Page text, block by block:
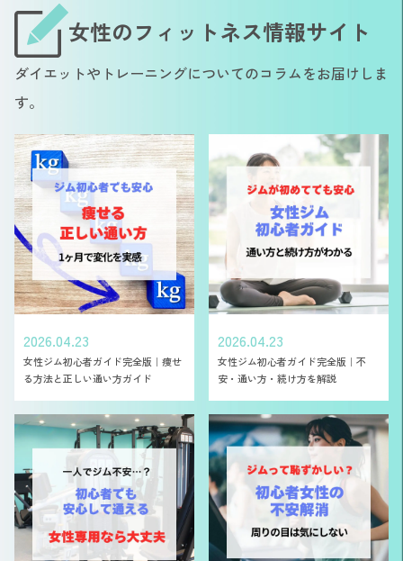
女性のフィットネス情報サイト
ダイエットやトレーニングについてのコラムをお届けしま
す。
2026.04.23
女性ジム初心者ガイド完全版｜痩せ
る方法と正しい通い方ガイド
2026.04.23
女性ジム初心者ガイド完全版｜不
安・通い方・続け方を解説